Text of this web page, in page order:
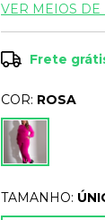
VER MEIOS DE
Frete
COR: ROSA
TAMANHO: